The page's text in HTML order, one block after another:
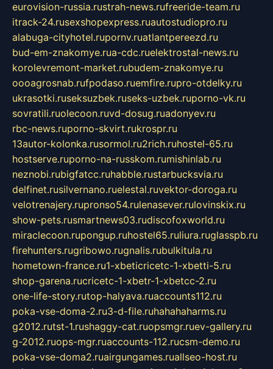
eurovision-russia.rustrah-news.rufreeride-team.ru
itrack-24.rusexshopexpress.ruautostudiopro.ru
alabuga-cityhotel.rupornv.ruatlantpereezd.ru
bud-em-znakomye.rua-cdc.ruelektrostal-news.ru
korolevremont-market.rubudem-znakomye.ru
oooagrosnab.rufpodaso.ruemfire.rupro-otdelky.ru
ukrasotki.ruseksuzbek.ruseks-uzbek.ruporno-vk.ru
sovratili.ruolecoon.ruvd-dosug.ruadonyev.ru
rbc-news.ruporno-skvirt.rukrospr.ru
13autor-kolonka.rusormol.ru2rich.ruhostel-65.ru
hostserve.ruporno-na-russkom.rumishinlab.ru
neznobi.rubigfatcc.ruhabble.rustarbucksvia.ru
delfinet.rusilvernano.ruelestal.ruvektor-doroga.ru
velotrenajery.rupronso54.rulenasever.rulovinskix.ru
show-pets.rusmartnews03.rudiscofoxworld.ru
miraclecoon.rupongup.ruhostel65.ruliura.ruglasspb.ru
firehunters.rugribowo.rugnalis.rubulkitula.ru
hometown-france.ru1-xbeticricetc-1-xbetti-5.ru
shop-garena.rucricetc-1-xbetr-1-xbetcc-2.ru
one-life-story.rutop-halyava.ruaccounts112.ru
poka-vse-doma-2.ru3-d-file.ruhahahaharms.ru
g2012.rutst-1.rushaggy-cat.ruopsmgr.ruev-gallery.ru
g-2012.ruops-mgr.ruaccounts-112.rucsm-demo.ru
poka-vse-doma2.ruairgungames.ruallseo-host.ru